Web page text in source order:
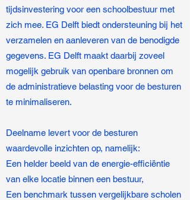
tijdsinvestering voor een schoolbestuur met
zich mee. EG Delft biedt ondersteuning bij het
verzamelen en aanleveren van de benodigde
gegevens. EG Delft maakt daarbij zoveel
mogelijk gebruik van openbare bronnen om
de administratieve belasting voor de besturen
te minimaliseren.
Deelname levert voor de besturen
waardevolle inzichten op, namelijk:
Een helder beeld van de energie-efficiëntie
van elke locatie binnen een bestuur,
Een benchmark tussen vergelijkbare scholen